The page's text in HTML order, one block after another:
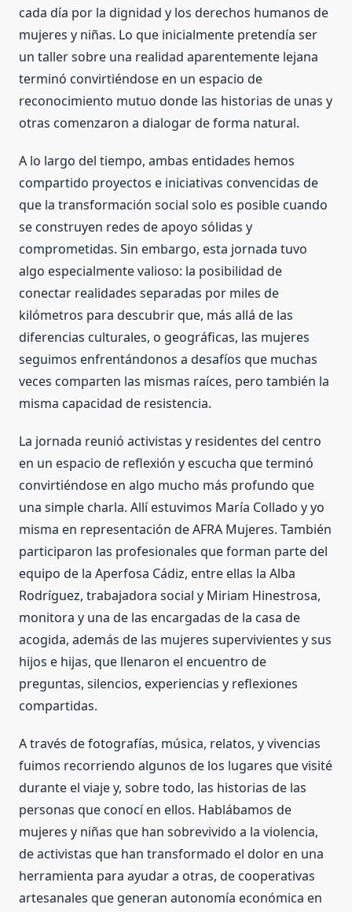
cada día por la dignidad y los derechos humanos de
mujeres y niñas. Lo que inicialmente pretendía ser
un taller sobre una realidad aparentemente lejana
terminó convirtiéndose en un espacio de
reconocimiento mutuo donde las historias de unas y
otras comenzaron a dialogar de forma natural.
A lo largo del tiempo, ambas entidades hemos
compartido proyectos e iniciativas convencidas de
que la transformación social solo es posible cuando
se construyen redes de apoyo sólidas y
comprometidas. Sin embargo, esta jornada tuvo
algo especialmente valioso: la posibilidad de
conectar realidades separadas por miles de
kilómetros para descubrir que, más allá de las
diferencias culturales, o geográficas, las mujeres
seguimos enfrentándonos a desafíos que muchas
veces comparten las mismas raíces, pero también la
misma capacidad de resistencia.
La jornada reunió activistas y residentes del centro
en un espacio de reflexión y escucha que terminó
convirtiéndose en algo mucho más profundo que
una simple charla. Allí estuvimos María Collado y yo
misma en representación de AFRA Mujeres. También
participaron las profesionales que forman parte del
equipo de la Aperfosa Cádiz, entre ellas la Alba
Rodríguez, trabajadora social y Miriam Hinestrosa,
monitora y una de las encargadas de la casa de
acogida, además de las mujeres supervivientes y sus
hijos e hijas, que llenaron el encuentro de
preguntas, silencios, experiencias y reflexiones
compartidas.
A través de fotografías, música, relatos, y vivencias
fuimos recorriendo algunos de los lugares que visité
durante el viaje y, sobre todo, las historias de las
personas que conocí en ellos. Hablábamos de
mujeres y niñas que han sobrevivido a la violencia,
de activistas que han transformado el dolor en una
herramienta para ayudar a otras, de cooperativas
artesanales que generan autonomía económica en